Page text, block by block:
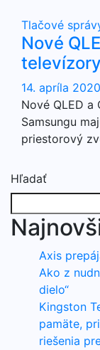
Tlačové
Nové
televízory
14. apríla 2020
Nové QLED
Samsungu
priestorový
Hľadať
Axis
Ako z
dielo“
Kingston
pamäte,
riešenia